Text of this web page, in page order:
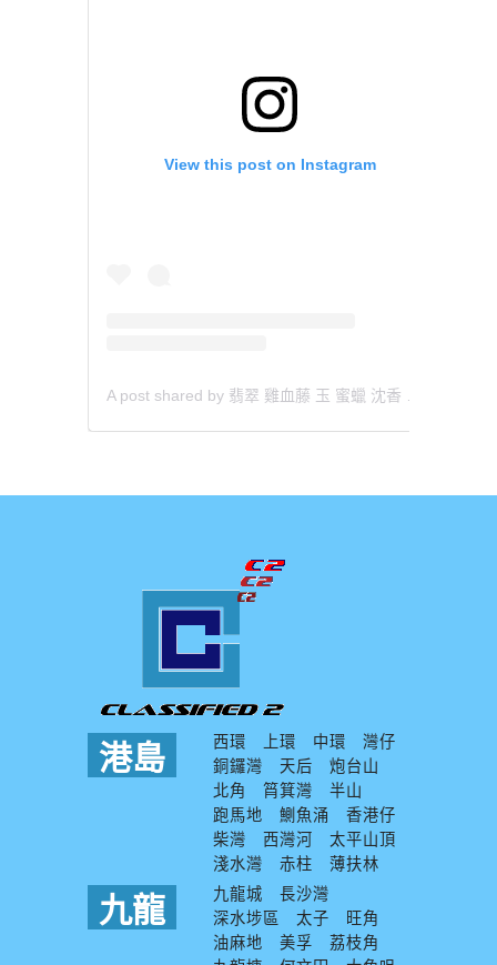
View this post on Instagram
A post shared by 翡翠 雞血藤 玉 蜜蠟 沈香 檀香 南紅 瑪瑙 手鐲 飾物 (@aaa.hk)
港島 西環 上環 中環
灣仔
銅鑼灣
天后
炮台山
北角
筲箕灣
半山
跑馬地
鰂魚涌
香港仔
柴灣
西灣河
太平山頂
淺水灣
赤柱 薄扶林
九龍 九龍城
長沙灣
深水埗區
太子
旺角
油麻地
美孚
荔枝角